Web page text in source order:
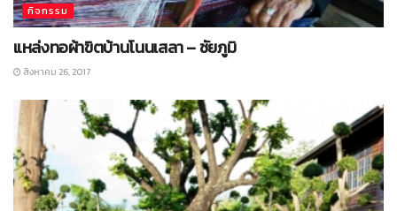
กิจกรรม
แหล่งทอผ้าขิตบ้านโนนเสลา – ชัยภูมิ
สิงหาคม 26, 2017